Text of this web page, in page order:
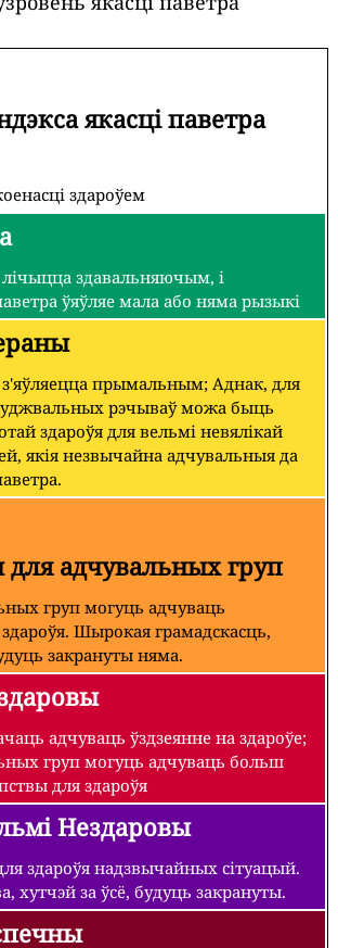
якасці паветра
здароўем
здавальняючым, і
ўяўляе мала або няма рызыкі
з'яўляецца прымальным; Аднак, для
рэчываў можа быць
здароўя для вельмі невялікай
якія незвычайна адчувальныя да
адчувальных груп
груп могуць адчуваць
Шырокая грамадскасць,
закрануты няма.
адчуваць ўздзеянне на здароўе;
груп могуць адчуваць больш
для здароўя
Нездаровы
здароўя надзвычайных сітуацый.
хутчэй за ўсё, будуць закрануты.